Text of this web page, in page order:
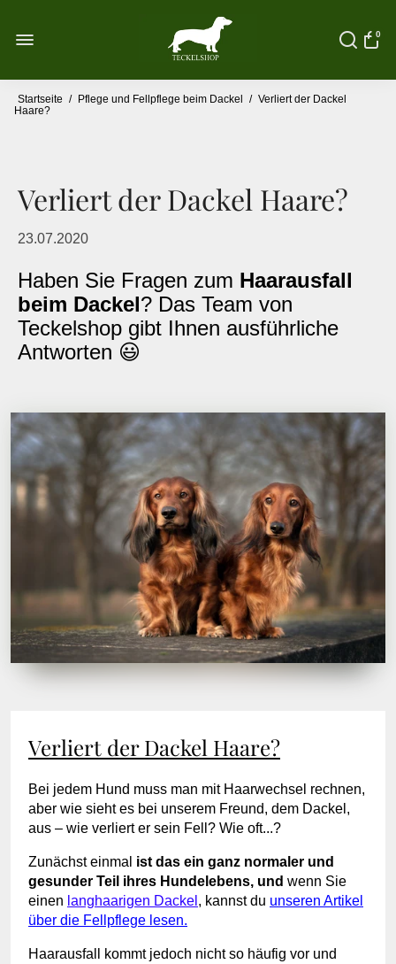
0
Startseite / Pflege und Fellpflege beim Dackel / Verliert der Dackel
Haare?
Verliert der Dackel Haare?
23.07.2020
Haben Sie Fragen zum Haarausfall
beim Dackel? Das Team von
Teckelshop gibt Ihnen ausführliche
Antworten 😃
Verliert der Dackel Haare?
Bei jedem Hund muss man mit Haarwechsel rechnen,
aber wie sieht es bei unserem Freund, dem Dackel,
aus – wie verliert er sein Fell? Wie oft...?
Zunächst einmal ist das ein ganz normaler und
gesunder Teil ihres Hundelebens, und wenn Sie
einen langhaarigen Dackel , kannst du unseren Artikel
über die Fellpflege lesen.
Haarausfall kommt jedoch nicht so häufig vor und